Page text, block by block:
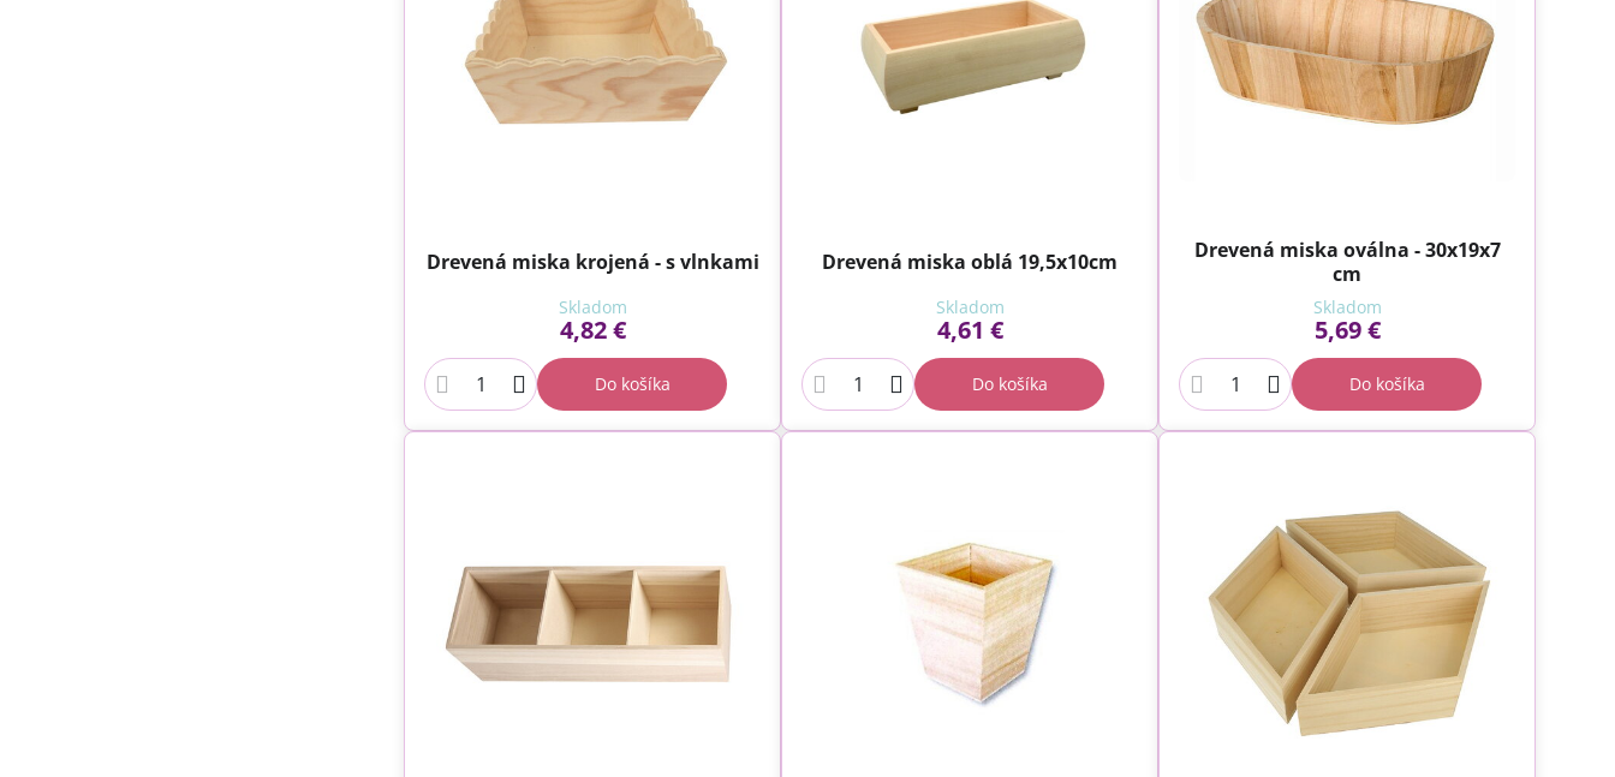
Drevená miska krojená - s vlnkami
Skladom
4,82 €
Do košíka
Drevená miska oblá 19,5x10cm
Skladom
4,61 €
Do košíka
Drevená miska oválna - 30x19x7
cm
Skladom
5,69 €
Do košíka